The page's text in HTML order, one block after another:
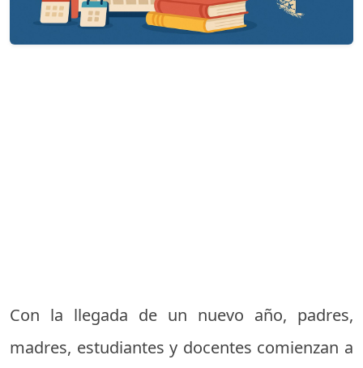
Con la llegada de un nuevo año, padres,
madres, estudiantes y docentes comienzan a